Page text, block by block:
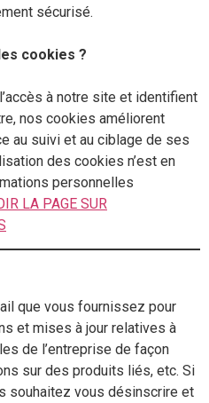
sécurisé.
cookies ?
à notre site et identifient
nos cookies améliorent
au suivi et au ciblage de ses
des cookies n’est en
personnelles
LA PAGE SUR
que vous fournissez pour
et mises à jour relatives à
de l’entreprise de façon
sur des produits liés, etc. Si
souhaitez vous désinscrire et